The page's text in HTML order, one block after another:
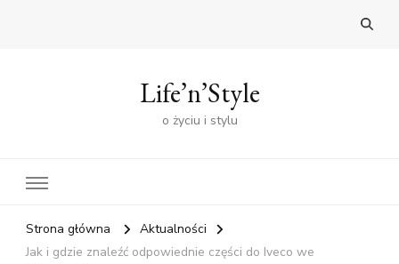
Life’n’Style
o życiu i stylu
Strona główna
Aktualności
Jak i gdzie znaleźć odpowiednie części do Iveco we